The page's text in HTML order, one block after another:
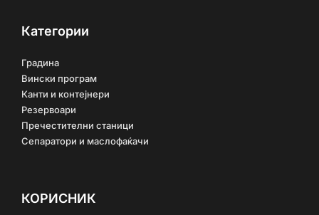
Категории
Градина
Вински програм
Канти и контејнери
Резервоари
Пречестителни станици
Сепаратори и маслофаќачи
КОРИСНИК